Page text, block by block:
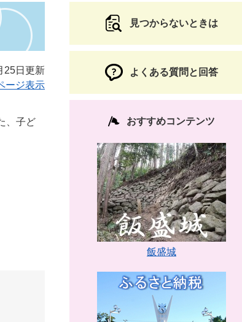
25日更新
ージ表示
、子ど
見つからないときは
よくある質問と回答
おすすめコンテンツ
飯盛城